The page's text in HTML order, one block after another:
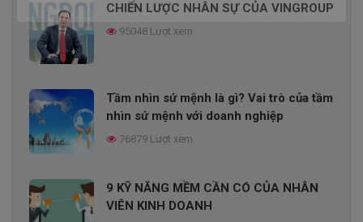
CHIẾN LƯỢC NHÂN SỰ CỦA VINGROUP
95048 Lượt xem
Tầm nhìn sứ mệnh là gì? Vai trò của tầm
nhìn sứ mệnh với doanh nghiệp
76879 Lượt xem
9 KỸ NĂNG MỀM CẦN CÓ CỦA NHÂN
VIÊN KINH DOANH